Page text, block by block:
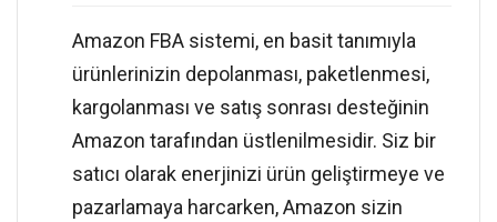
Amazon FBA sistemi, en basit tanımıyla
ürünlerinizin depolanması, paketlenmesi,
kargolanması ve satış sonrası desteğinin
Amazon tarafından üstlenilmesidir. Siz bir
satıcı olarak enerjinizi ürün geliştirmeye ve
pazarlamaya harcarken, Amazon sizin